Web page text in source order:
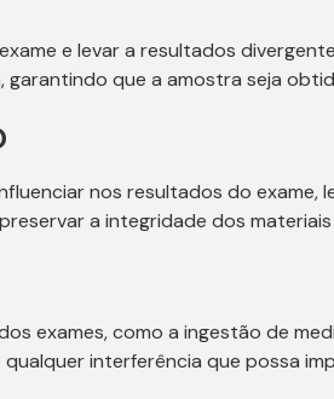
e levar a resultados
que a amostra seja
nos resultados do exame,
a integridade dos
exames, como a ingestão de
interferência que possa